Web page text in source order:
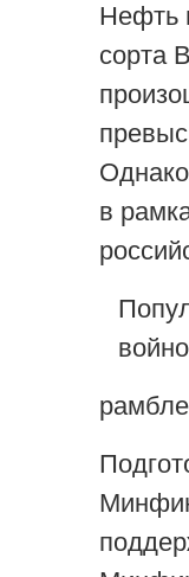
Нефть
сорта
в